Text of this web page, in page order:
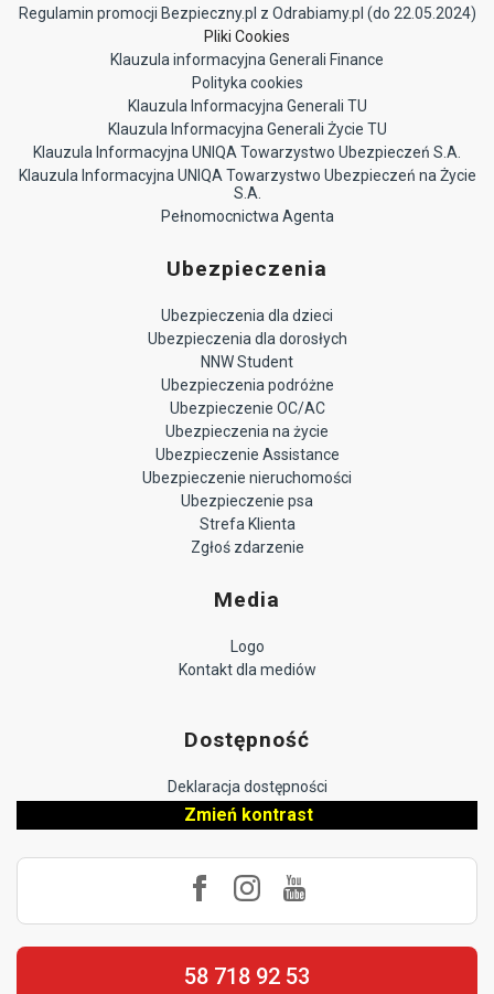
Regulamin promocji Bezpieczny.pl z Odrabiamy.pl (do 22.05.2024)
Pliki Cookies
Klauzula informacyjna Generali Finance
Polityka cookies
Klauzula Informacyjna Generali TU
Klauzula Informacyjna Generali Życie TU
Klauzula Informacyjna UNIQA Towarzystwo Ubezpieczeń S.A.
Klauzula Informacyjna UNIQA Towarzystwo Ubezpieczeń na Życie
S.A.
Pełnomocnictwa Agenta
Ubezpieczenia
Ubezpieczenia dla dzieci
Ubezpieczenia dla dorosłych
NNW Student
Ubezpieczenia podróżne
Ubezpieczenie OC/AC
Ubezpieczenia na życie
Ubezpieczenie Assistance
Ubezpieczenie nieruchomości
Ubezpieczenie psa
Strefa Klienta
Zgłoś zdarzenie
Media
Logo
Kontakt dla mediów
Dostępność
Deklaracja dostępności
Zmień kontrast
58 718 92 53